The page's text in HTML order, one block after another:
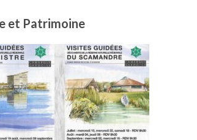
et Patrimoine